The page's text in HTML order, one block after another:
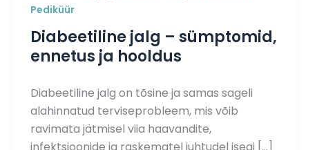
Pediküür
Diabeetiline jalg – sümptomid,
ennetus ja hooldus
Diabeetiline jalg on tõsine ja samas sageli
alahinnatud terviseprobleem, mis võib
ravimata jätmisel viia haavandite,
infektsioonide ja raskematel juhtudel isegi […]